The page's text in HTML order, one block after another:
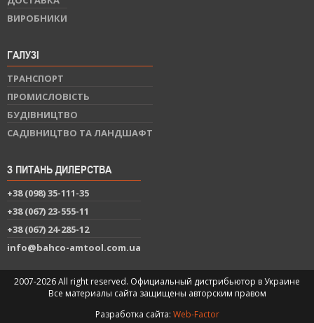
ВИРОБНИКИ
ГАЛУЗІ
ТРАНСПОРТ
ПРОМИСЛОВІСТЬ
БУДІВНИЦТВО
САДІВНИЦТВО ТА ЛАНДШАФТ
З ПИТАНЬ ДИЛЕРСТВА
+38 (098) 35-111-35
+38 (067) 23-555-11
+38 (067) 24-285-12
info@bahco-amtool.com.ua
2007-2026 All right reserved. Официальный дистрибьютор в Украине
Все материалы сайта защищены авторским правом
Разработка сайта: Web-Factor